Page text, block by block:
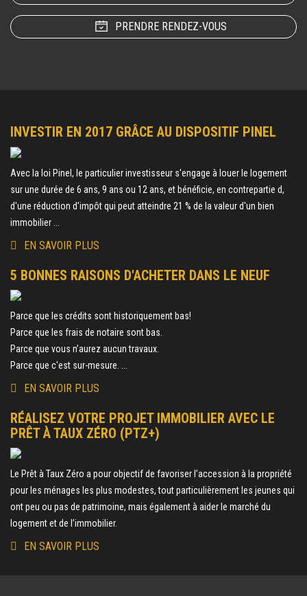
PRENDRE RENDEZ-VOUS
INVESTIR EN 2017 GRÂCE AU DISPOSITIF PINEL
Avec la loi Pinel, le particulier investisseur s'engage à louer le logement
sur une durée de 6 ans, 9 ans ou 12 ans, et bénéficie, en contrepartie d,
d'une réduction d'impôt qui peut atteindre 21 % de la valeur d'un bien
immobilier ...
EN SAVOIR PLUS
5 BONNES RAISONS D'ACHETER DANS LE NEUF
Parce que les crédits sont historiquement bas!
Parce que les frais de notaire sont bas.
Parce que vous n’aurez aucun travaux.
Parce que c'est sur-mesure. ...
EN SAVOIR PLUS
RÉALISEZ VOTRE PROJET IMMOBILIER AVEC LE
PRÊT À TAUX ZÉRO (PTZ+)
Le Prêt à Taux Zéro a pour objectif de favoriser l’accession à la propriété
pour les ménages les plus modestes, tout particulièrement les jeunes qui
ont peu ou pas de patrimoine, mais également à aider le marché du
logement et de l’immobilier.
EN SAVOIR PLUS